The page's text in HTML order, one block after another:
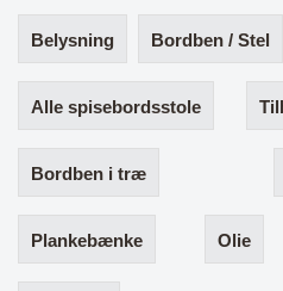
Belysning Bordben / Stel
Alle spisebordsstole
Bordben i træ
Plankebænke Olie